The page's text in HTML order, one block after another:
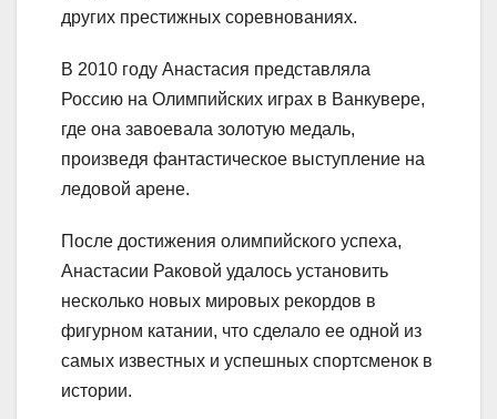
других престижных соревнованиях.
В 2010 году Анастасия представляла
Россию на Олимпийских играх в Ванкувере,
где она завоевала золотую медаль,
произведя фантастическое выступление на
ледовой арене.
После достижения олимпийского успеха,
Анастасии Раковой удалось установить
несколько новых мировых рекордов в
фигурном катании, что сделало ее одной из
самых известных и успешных спортсменок в
истории.